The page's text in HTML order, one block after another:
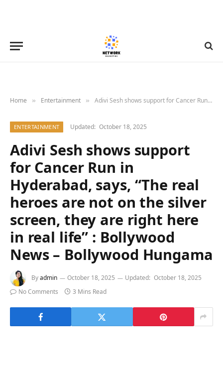
Home » Entertainment » Adivi Sesh shows support for Cancer Run in Hyderabad, says, “The real heroes are not on the silver screen, they are right here in real life” : Bollywood News – Bollywood Hungama
ENTERTAINMENT Updated: October 18, 2025
Adivi Sesh shows support
for Cancer Run in
Hyderabad, says, “The real
heroes are not on the silver
screen, they are right here
in real life” : Bollywood
News – Bollywood Hungama
Byadmin October 18, 2025 Updated: October 18, 2025
No Comments
3 Mins Read